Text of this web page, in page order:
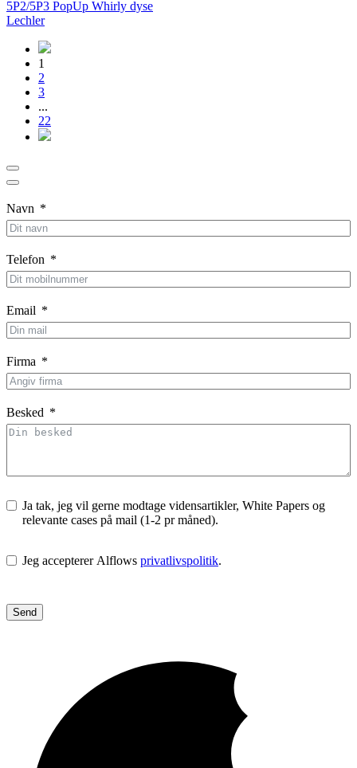
5P2/5P3 PopUp Whirly dyse
Lechler
1
2
3
...
22
Navn
Telefon
Email
Firma
Besked
Ja tak, jeg vil gerne modtage vidensartikler, White Papers og
relevante cases på mail (1-2 pr måned).
Jeg accepterer Alflows privatlivspolitik.
Send